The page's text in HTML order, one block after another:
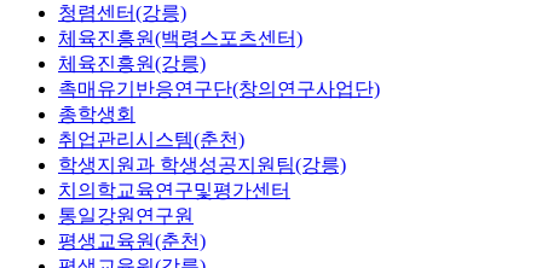
청렴센터(강릉)
체육진흥원(백령스포츠센터)
체육진흥원(강릉)
촉매유기반응연구단(창의연구사업단)
총학생회
취업관리시스템(춘천)
학생지원과 학생성공지원팀(강릉)
치의학교육연구및평가센터
통일강원연구원
평생교육원(춘천)